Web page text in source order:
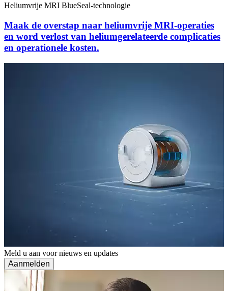
Heliumvrije MRI BlueSeal-technologie
Maak de overstap naar heliumvrije MRI-operaties
en word verlost van heliumgerelateerde complicaties
en operationele kosten.
Meld u aan voor nieuws en updates
Aanmelden